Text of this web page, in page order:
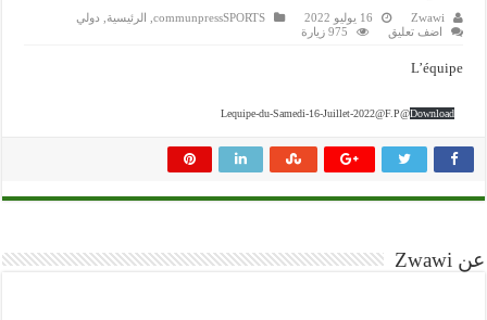
Zwawi 16 يوليو 2022 communpressSPORTS الرئيسية
دولي
اضف تعليق
975 زيارة
L’équipe
Lequipe-du-Samedi-16-Juillet-2022@F.P@Download
عن Zwawi